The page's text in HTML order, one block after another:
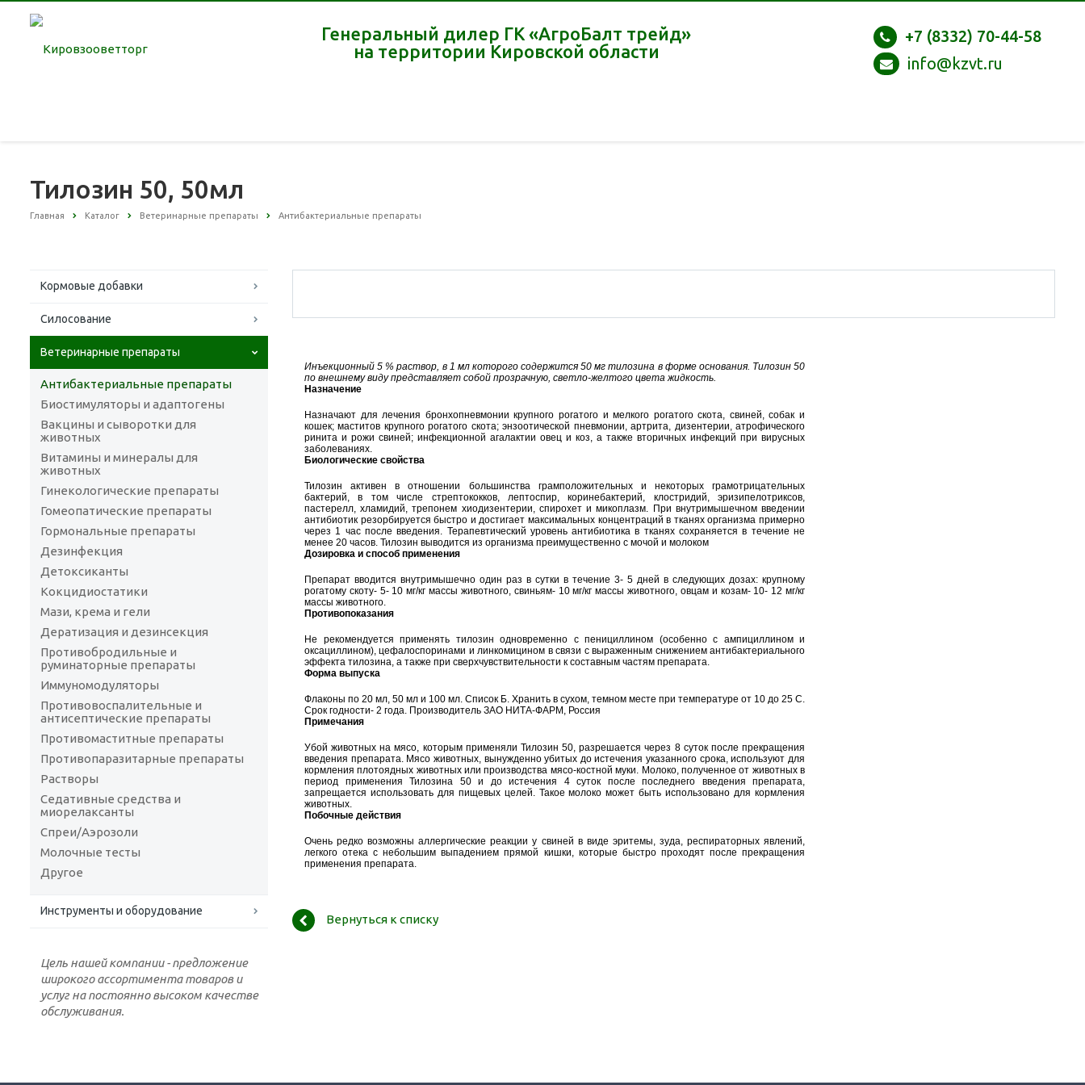
Генеральный дилер ГК «АгроБалт трейд»
на территории Кировской области
+7 (8332) 70-44-58
info@kzvt.ru
Тилозин 50, 50мл
Главная Каталог Ветеринарные препараты Антибактериальные препараты
Кормовые добавки
Силосование
Ветеринарные препараты
Антибактериальные препараты
Биостимуляторы и адаптогены
Вакцины и сыворотки для
животных
Витамины и минералы для
животных
Гинекологические препараты
Гомеопатические препараты
Гормональные препараты
Дезинфекция
Детоксиканты
Кокцидиостатики
Мази, крема и гели
Дератизация и дезинсекция
Противобродильные и
руминаторные препараты
Иммуномодуляторы
Противовоспалительные и
антисептические препараты
Противомаститные препараты
Противопаразитарные препараты
Растворы
Седативные средства и
миорелаксанты
Спреи/Аэрозоли
Молочные тесты
Другое
Инструменты и оборудование
Цель нашей компании - предложение
широкого ассортимента товаров и
услуг на постоянно высоком качестве
обслуживания.
Инъекционный 5 % раствор, в 1 мл которого содержится 50 мг тилозина в форме основания. Тилозин 50
по внешнему виду представляет собой прозрачную, светло-желтого цвета жидкость.
Назначение
Назначают для лечения бронхопневмонии крупного рогатого и мелкого рогатого скота, свиней, собак и
кошек; маститов крупного рогатого скота; энзоотической пневмонии, артрита, дизентерии, атрофического
ринита и рожи свиней; инфекционной агалактии овец и коз, а также вторичных инфекций при вирусных
заболеваниях.
Биологические свойства
Тилозин активен в отношении большинства грамположительных и некоторых грамотрицательных
бактерий, в том числе стрептококков, лептоспир, коринебактерий, клостридий, эризипелотриксов,
пастерелл, хламидий, трепонем хиодизентерии, спирохет и микоплазм. При внутримышечном введении
антибиотик резорбируется быстро и достигает максимальных концентраций в тканях организма примерно
через 1 час после введения. Терапевтический уровень антибиотика в тканях сохраняется в течение не
менее 20 часов. Тилозин выводится из организма преимущественно с мочой и молоком
Дозировка и способ применения
Препарат вводится внутримышечно один раз в сутки в течение 3- 5 дней в следующих дозах: крупному
рогатому скоту- 5- 10 мг/кг массы животного, свиньям- 10 мг/кг массы животного, овцам и козам- 10- 12 мг/кг
массы животного.
Противопоказания
Не рекомендуется применять тилозин одновременно с пенициллином (особенно с ампициллином и
оксациллином), цефалоспоринами и линкомицином в связи с выраженным снижением антибактериального
эффекта тилозина, а также при сверхчувствительности к составным частям препарата.
Форма выпуска
Флаконы по 20 мл, 50 мл и 100 мл. Список Б. Хранить в сухом, темном месте при температуре от 10 до 25 С.
Срок годности- 2 года. Производитель ЗАО НИТА-ФАРМ, Россия
Примечания
Убой животных на мясо, которым применяли Тилозин 50, разрешается через 8 суток после прекращения
введения препарата. Мясо животных, вынужденно убитых до истечения указанного срока, используют для
кормления плотоядных животных или производства мясо-костной муки. Молоко, полученное от животных в
период применения Тилозина 50 и до истечения 4 суток после последнего введения препарата,
запрещается использовать для пищевых целей. Такое молоко может быть использовано для кормления
животных.
Побочные действия
Очень редко возможны аллергические реакции у свиней в виде эритемы, зуда, респираторных явлений,
легкого отека с небольшим выпадением прямой кишки, которые быстро проходят после прекращения
применения препарата.
Вернуться к списку